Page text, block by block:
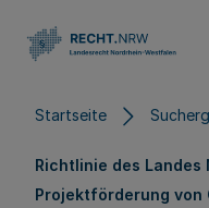
Startseite
Richtlinie des
Projektförderung